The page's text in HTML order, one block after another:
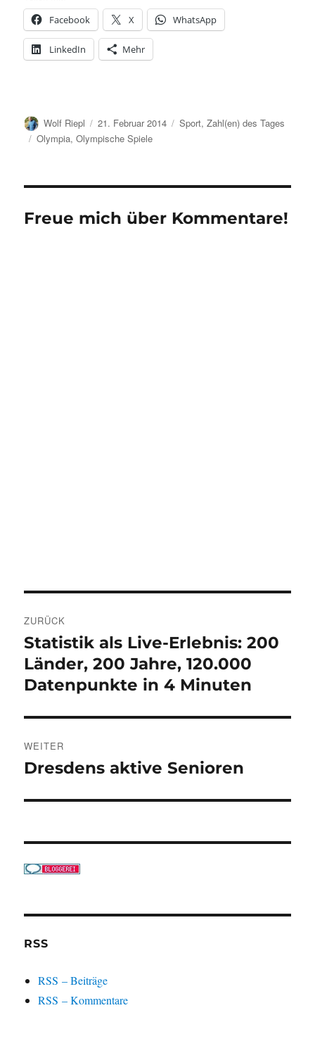
Facebook X WhatsApp
LinkedIn Mehr
Autor
Wolf Riepl
Veröffentlicht
am
21. Februar 2014 Kategorien
Sport,Zahl(en) des Tages
Schlagwörter
Olympia,Olympische Spiele
Freue mich über Kommentare!
ZURÜCK
Vorheriger
Beitrag:
Statistik als Live-Erlebnis: 200
Länder, 200 Jahre, 120.000
Datenpunkte in 4 Minuten
WEITER
Nächster
Dresdens aktive Senioren
RSS
RSS – Beiträge
RSS – Kommentare